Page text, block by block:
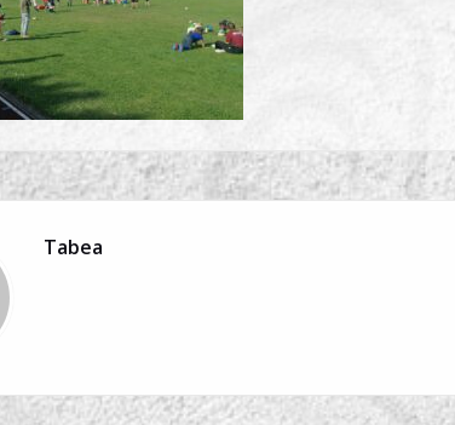
Tabea